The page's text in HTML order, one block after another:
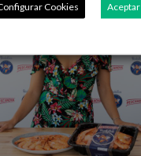
Cookies Aceptar